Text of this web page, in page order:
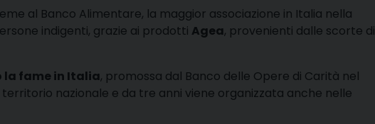
al Banco Alimentare, la maggior associazione in Italia nella
indigenti, grazie ai prodotti Agea, provenienti dalle scorte di
fame in Italia, promossa dal Banco delle Opere di Carità nel
nazionale e da tre anni viene organizzata anche nelle